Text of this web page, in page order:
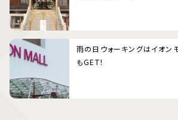
雨の日ウォーキングはイオン
もGET！